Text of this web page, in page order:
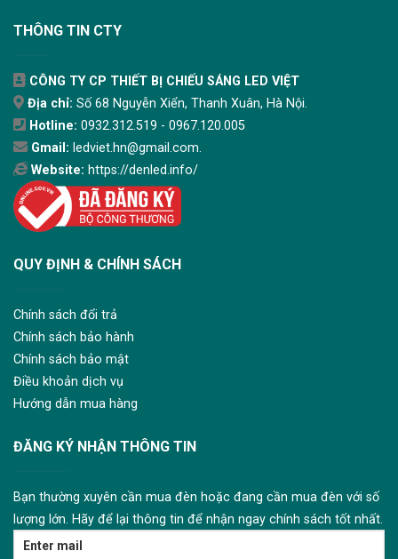
THÔNG TIN CTY
CÔNG TY CP THIẾT BỊ CHIẾU SÁNG LED VIỆT
Địa chỉ: Số 68 Nguyễn Xiển, Thanh Xuân, Hà Nội.
Hotline: 0932.312.519 - 0967.120.005
Gmail: ledviet.hn@gmail.com.
Website: https://denled.info/
QUY ĐỊNH & CHÍNH SÁCH
Chính sách đổi trả
Chính sách bảo hành
Chính sách bảo mật
Điều khoản dịch vụ
Hướng dẫn mua hàng
ĐĂNG KÝ NHẬN THÔNG TIN
Bạn thường xuyên cần mua đèn hoặc đang cần mua đèn với số
lượng lớn. Hãy để lại thông tin để nhận ngay chính sách tốt nhất.